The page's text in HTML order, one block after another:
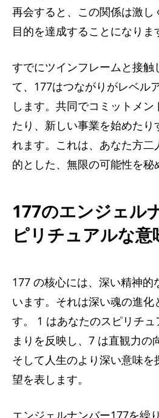
再会すると、この関係は激し
目的を達成することになりま
すでにツインフレームと接触
て、177はつながりがレベル
します。共同でコミットメン
たり、新しい事業を始めたり
れます。これは、あなた方二
的とした、無限の可能性を秘
177のエンジェル
ピリチュアルな意
177 の核心には、深い精神的
います。それは深い魂の進化
す。 1 はあなたのスピリチ
まりを反映し、7 は直観力の
そして人生のより深い意味
望を表します。
エンジェルナンバー177を繰